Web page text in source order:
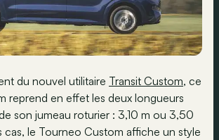
du nouvel utilitaire Transit Custom, ce
reprend en effet les deux longueurs
son jumeau roturier : 3,10 m ou 3,50
cas, le Tourneo Custom affiche un style